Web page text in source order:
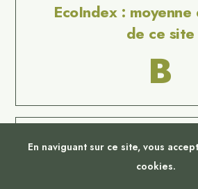
EcoIndex :
de ce site
B
No Result
En naviguant sur ce site, vous
cookies.